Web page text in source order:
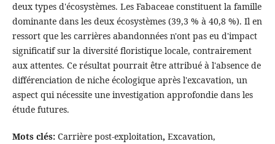
deux types d'écosystèmes. Les Fabaceae constituent la famille
dominante dans les deux écosystèmes (39,3 % à 40,8 %). Il en
ressort que les carrières abandonnées n'ont pas eu d'impact
significatif sur la diversité floristique locale, contrairement
aux attentes. Ce résultat pourrait être attribué à l'absence de
différenciation de niche écologique après l'excavation, un
aspect qui nécessite une investigation approfondie dans les
étude futures.
Mots clés: Carrière post-exploitation, Excavation,